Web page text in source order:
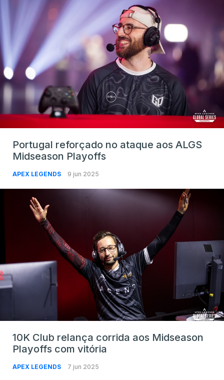
Portugal reforçado no ataque aos ALGS
Midseason Playoffs
APEX LEGENDS 9 jun 2025
10K Club relança corrida aos Midseason
Playoffs com vitória
APEX LEGENDS 7 jun 2025